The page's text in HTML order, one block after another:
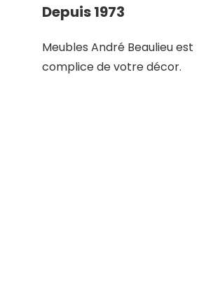
Depuis 1973
Meubles André Beaulieu est
complice de votre décor.